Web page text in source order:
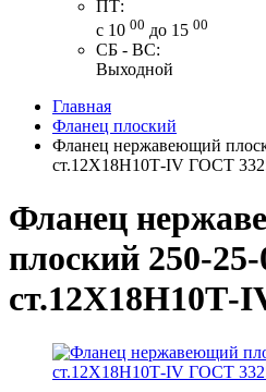
ПТ:
с 10 00 до 15 00
СБ - ВС:
Выходной
Главная
Фланец плоский
Фланец нержавеющий
ст.12Х18Н10Т-IV ГОСТ
Фланец
плоский 250-
ст.12Х18Н10Т-